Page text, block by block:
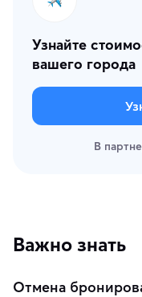
Узнайте
вашего города
В
Важно знать
Отмена